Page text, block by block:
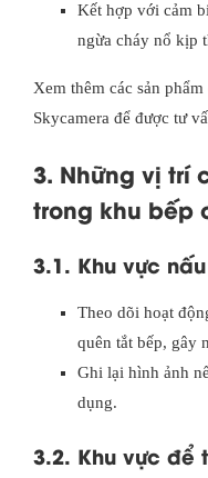
Kết hợp với cảm
ngừa cháy nổ kịp
Xem thêm các sản phẩm
Skycamera để được tư
3. Những vị trí
trong khu bếp
3.1. Khu vực
Theo dõi hoạt
quên tắt bếp, gây
Ghi lại hình ảnh
dụng.
3.2. Khu vực để